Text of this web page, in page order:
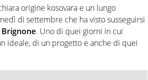
origine kosovara e un lungo
di settembre che ha visto susseguirsi
Brignone. Uno di quei giorni in cui
ideale, di un progetto e anche di quei